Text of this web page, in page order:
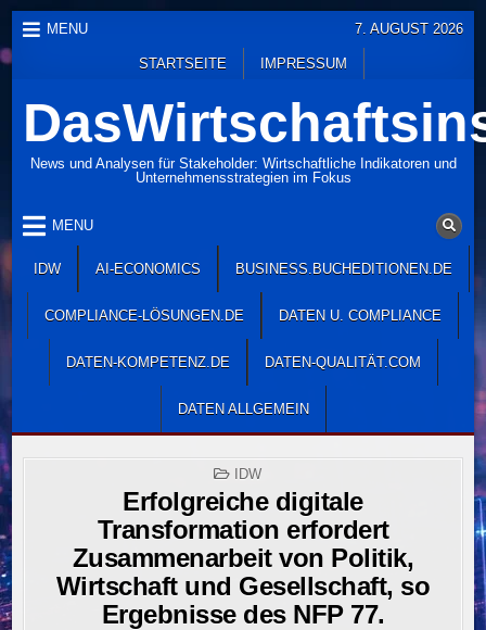
Skip
to
content
MENU
STARTSEITE IMPRESSUM
7. AUGUST 2026
News und Analysen für Stakeholder: Wirtschaftliche Indikatoren und
Unternehmensstrategien im Fokus
MENU
IDW AI-ECONOMICS BUSINESS.BUCHEDITIONEN.DE
COMPLIANCE-LÖSUNGEN.DE DATEN U. COMPLIANCE
DATEN-KOMPETENZ.DE DATEN-QUALITÄT.COM
DATEN ALLGEMEIN
POSTED
IDW
Erfolgreiche digitale
Transformation erfordert
Zusammenarbeit von Politik,
Wirtschaft und Gesellschaft, so
Ergebnisse des NFP 77.